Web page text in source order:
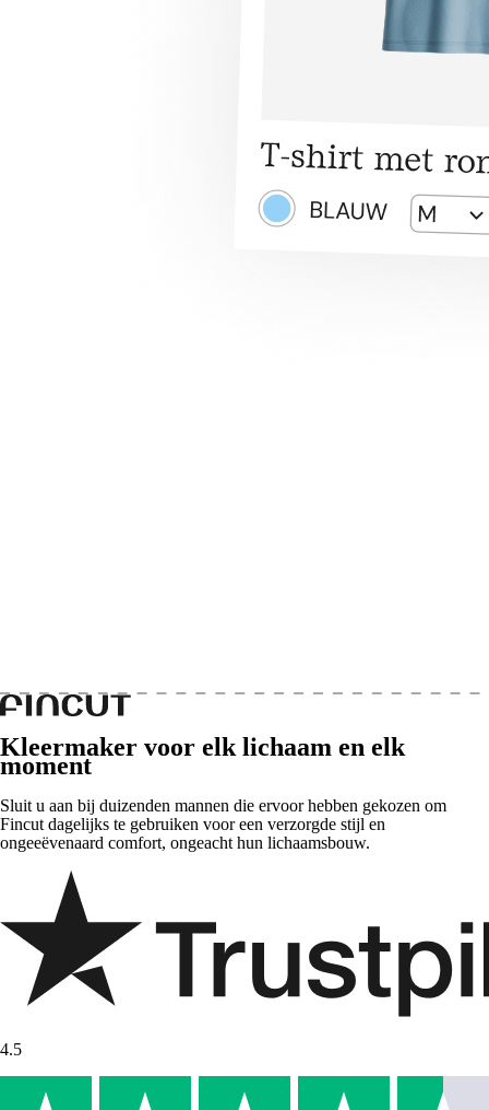
Kleermaker voor elk lichaam en elk
moment
Sluit u aan bij duizenden mannen die ervoor hebben gekozen om
Fincut dagelijks te gebruiken voor een verzorgde stijl en
ongeeëvenaard comfort, ongeacht hun lichaamsbouw.
4.5